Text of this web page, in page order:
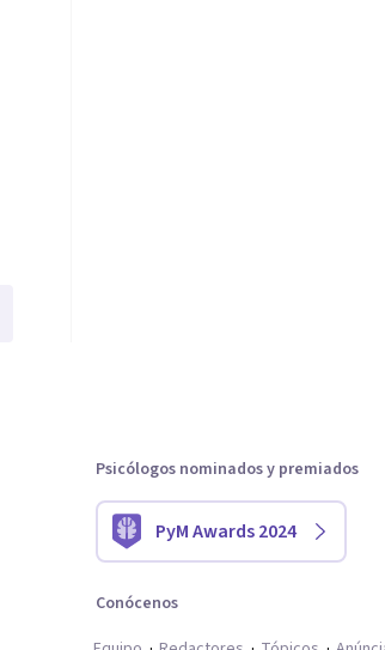
Psicólogos nominados y premiados
PyM Awards 2024
Conócenos